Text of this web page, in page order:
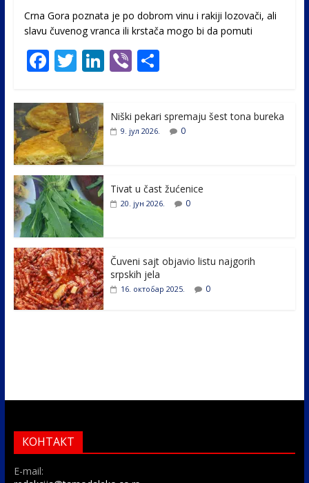
Crna Gora poznata je po dobrom vinu i rakiji lozovači, ali
slavu čuvenog vranca ili krstača mogo bi da pomuti
F
e
b
o
o
k
T
itt
er
Li
e
Vi
er
S
e
Niški pekari spremaju šest tona bureka
9. јул 2026. 0
Tivat u čast žućenice
20. јун 2026. 0
Čuveni sajt objavio listu najgorih
srpskih jela
16. октобар 2025. 0
КОНТАКТ
E-mail: